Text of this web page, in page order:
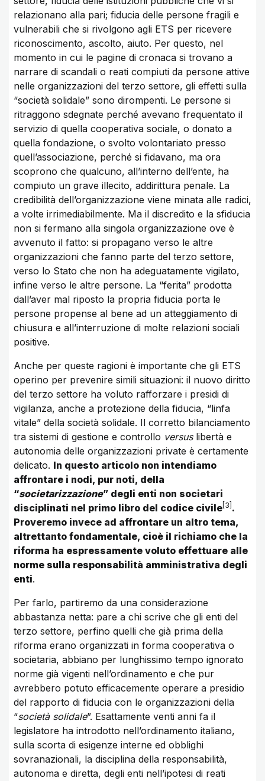
relazionano alla pari; fiducia delle persone fragili e
vulnerabili che si rivolgono agli ETS per ricevere
riconoscimento, ascolto, aiuto. Per questo, nel
momento in cui le pagine di cronaca si trovano a
narrare di scandali o reati compiuti da persone attive
nelle organizzazioni del terzo settore, gli effetti sulla
“società solidale” sono dirompenti. Le persone si
ritraggono sdegnate perché avevano frequentato il
servizio di quella cooperativa sociale, o donato a
quella fondazione, o svolto volontariato presso
quell’associazione, perché si fidavano, ma ora
scoprono che qualcuno, all’interno dell’ente, ha
compiuto un grave illecito, addirittura penale. La
credibilità dell’organizzazione viene minata alle radici,
a volte irrimediabilmente. Ma il discredito e la sfiducia
non si fermano alla singola organizzazione ove è
avvenuto il fatto: si propagano verso le altre
organizzazioni che fanno parte del terzo settore,
verso lo Stato che non ha adeguatamente vigilato,
infine verso le altre persone. La “ferita” prodotta
dall’aver mal riposto la propria fiducia porta le
persone propense al bene ad un atteggiamento di
chiusura e all’interruzione di molte relazioni sociali
positive.
Anche per queste ragioni è importante che gli ETS
operino per prevenire simili situazioni: il nuovo diritto
del terzo settore ha voluto rafforzare i presidi di
vigilanza, anche a protezione della fiducia, “linfa
vitale” della società solidale. Il corretto bilanciamento
tra sistemi di gestione e controllo versuslibertà e
autonomia delle organizzazioni private è certamente
delicato. In questo articolo non intendiamo
affrontare i nodi, pur noti, della
“societarizzazione” degli enti non societari
disciplinati nel primo libro del codice civile 3 .
Proveremo invece ad affrontare un altro tema,
altrettanto fondamentale, cioè il richiamo che la
riforma ha espressamente voluto effettuare alle
norme sulla responsabilità amministrativa degli
enti.
Per farlo, partiremo da una considerazione
abbastanza netta: pare a chi scrive che gli enti del
terzo settore, perfino quelli che già prima della
riforma erano organizzati in forma cooperativa o
societaria, abbiano per lunghissimo tempo ignorato
norme già vigenti nell’ordinamento e che pur
avrebbero potuto efficacemente operare a presidio
del rapporto di fiducia con le organizzazioni della
“società solidale”. Esattamente venti anni fa il
legislatore ha introdotto nell’ordinamento italiano,
sulla scorta di esigenze interne ed obblighi
sovranazionali, la disciplina della responsabilità,
autonoma e diretta, degli enti nell’ipotesi di reati